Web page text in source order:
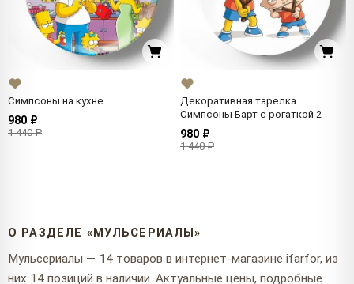
Симпсоны на кухне
980 ₽
1 440 ₽
Декоративная тарелка
Симпсоны Барт с рогаткой 2
980 ₽
1 440 ₽
О РАЗДЕЛЕ «МУЛЬСЕРИАЛЫ»
Мульсериалы — 14 товаров в интернет-магазине ifarfor, из
них 14 позиций в наличии. Актуальные цены, подробные